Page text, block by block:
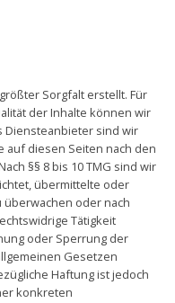
Sorgfalt erstellt. Für
der Inhalte können wir
Diensteanbieter sind wir
auf diesen Seiten nach den
§§ 8 bis 10 TMG sind wir
übermittelte oder
oder nach
Tätigkeit
oder Sperrung der
Gesetzen
Haftung ist jedoch
konkreten